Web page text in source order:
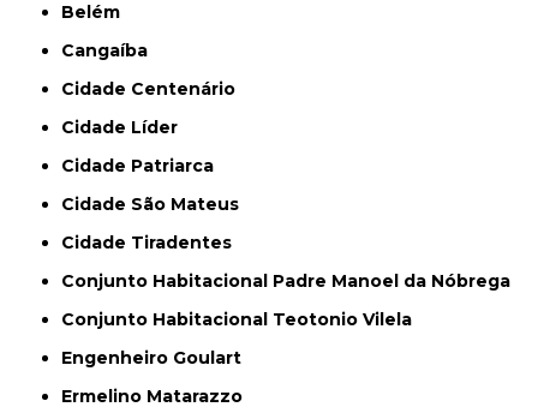
Belém
Cangaíba
Cidade Centenário
Cidade Líder
Cidade Patriarca
Cidade São Mateus
Cidade Tiradentes
Conjunto Habitacional Padre Manoel da Nóbrega
Conjunto Habitacional Teotonio Vilela
Engenheiro Goulart
Ermelino Matarazzo